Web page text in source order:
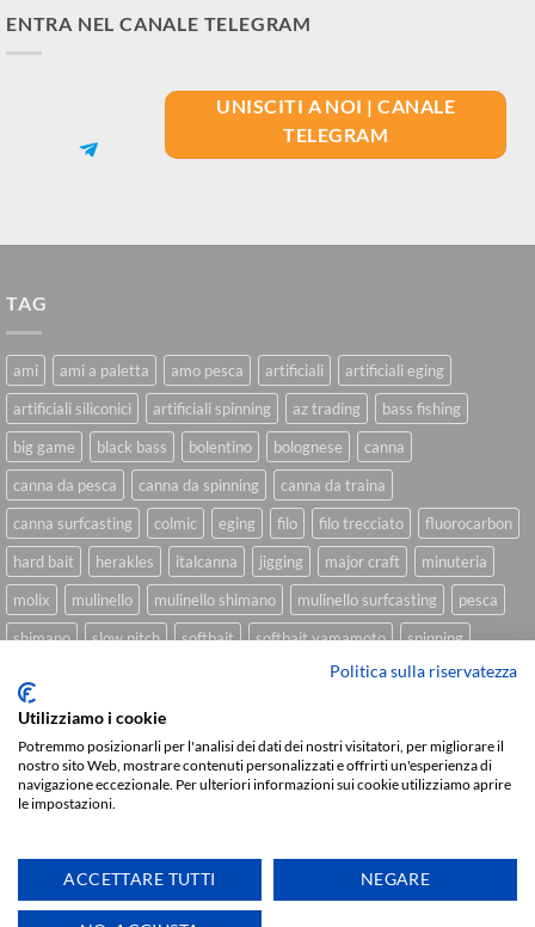
ENTRA NEL CANALE TELEGRAM
UNISCITI A NOI | CANALE
TELEGRAM
TAG
ami ami a paletta amo pesca artificiali
artificiali eging
artificiali siliconici
artificiali spinning az trading
bass fishing
big game
black bass bolentino bolognese
canna
canna da pesca
canna da spinning
canna da traina
canna surfcasting
colmic eging filo filo trecciato
fluorocarbon
hard bait
herakles italcanna jigging major craft
minuteria
molix
mulinello mulinello shimano mulinello surfcasting
pesca
shimano
slow pitch softbait softbait yamamoto
spinning
trecciato trolling tubertini
Sviluppato daWe Blink Design
CHI SIAMO BLOG FAQ CONTATTI
Copyright 2026 © IlMaestralePesca.it
Politica sulla riservatezza
Utilizziamo i cookie
Potremmo posizionarli per l'analisi dei dati dei nostri visitatori, per migliorare il
nostro sito Web, mostrare contenuti personalizzati e offrirti un'esperienza di
navigazione eccezionale. Per ulteriori informazioni sui cookie utilizziamo aprire
le impostazioni.
ACCETTARE TUTTI NEGARE